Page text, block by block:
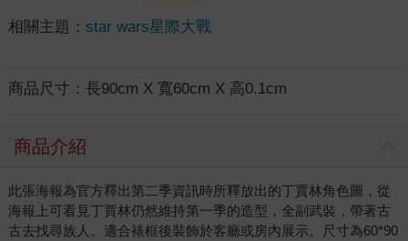
相關主題： star wars星際大戰
商品尺寸： 長90cm X 寬60cm X 高0.1cm
商品介紹
此張海報為官方釋出第二季資訊時所釋放出的丁賈林角色圖，從
海報上可看見丁賈林仍然維持第一季的造型，全副武裝，帶著古
古去找尋族人。適合裱框後裝飾於客廳或房內展示。尺寸為60*90